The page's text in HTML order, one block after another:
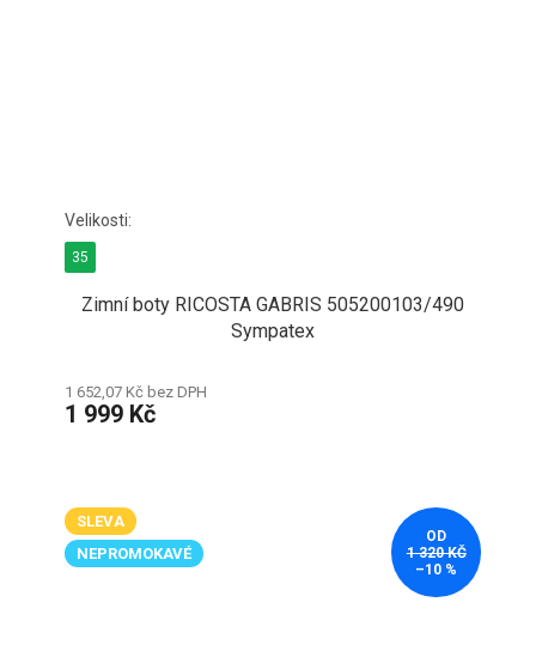
Zimní boty RICOSTA GABRIS 505200103/490
Sympatex
1 652,07 Kč bez DPH
1 999 Kč
35
SLEVA
NEPROMOKAVÉ
OD
1 320 KČ
–10 %